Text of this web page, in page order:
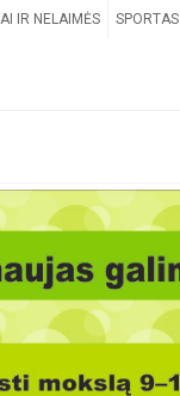
IR NELAIMĖS SPORTAS